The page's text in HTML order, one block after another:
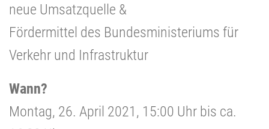
neue Umsatzquelle &
Fördermittel des Bundesministeriums für
Verkehr und Infrastruktur
Wann?
Montag, 26. April 2021, 15:00 Uhr bis ca.